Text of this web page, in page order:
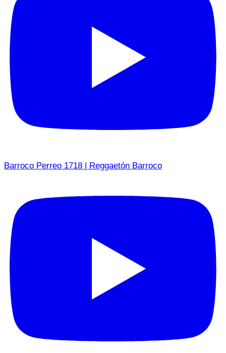
Barroco Perreo 1718 | Reggaetón Barroco